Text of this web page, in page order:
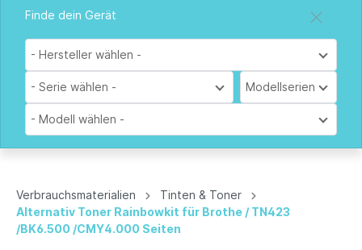
Finde dein Gerät
- Hersteller wählen -
- Serie wählen - Modellserien
- Modell wählen -
Verbrauchsmaterialien
Tinten & Toner
Alternativ Toner Rainbowkit für Brothe / TN423
/BK6.500 /CMY4.000 Seiten